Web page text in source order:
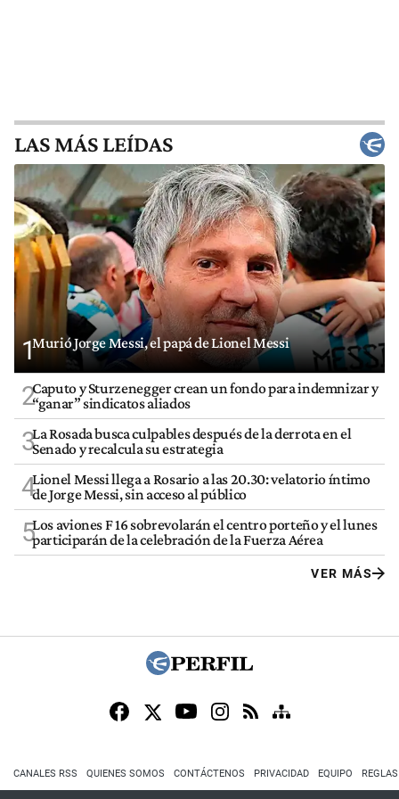
LAS MÁS LEÍDAS
1Murió Jorge Messi, el papá de Lionel Messi
2Caputo y Sturzenegger crean un fondo para indemnizar y
“ganar” sindicatos aliados
3La Rosada busca culpables después de la derrota en el
Senado y recalcula su estrategia
4Lionel Messi llega a Rosario a las 20.30: velatorio íntimo
de Jorge Messi, sin acceso al público
5Los aviones F 16 sobrevolarán el centro porteño y el lunes
participarán de la celebración de la Fuerza Aérea
VER MÁS
CANALES RSS QUIENES SOMOS CONTÁCTENOS PRIVACIDAD EQUIPO